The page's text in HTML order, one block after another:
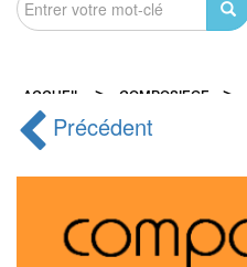
ACCUEIL > COMPOSIEGE >
Précédent